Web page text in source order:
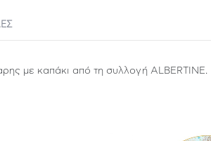
με καπάκι από τη συλλογή ALBERTINE.